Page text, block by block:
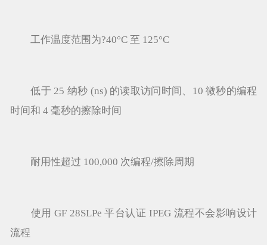
工作温度范围为?40°C 至 125°C
低于 25 纳秒 (ns) 的读取访问时间、10 微秒的编程
时间和 4 毫秒的擦除时间
耐用性超过 100,000 次编程/擦除周期
使用 GF 28SLPe 平台认证 IPEG 流程不会影响设计
流程